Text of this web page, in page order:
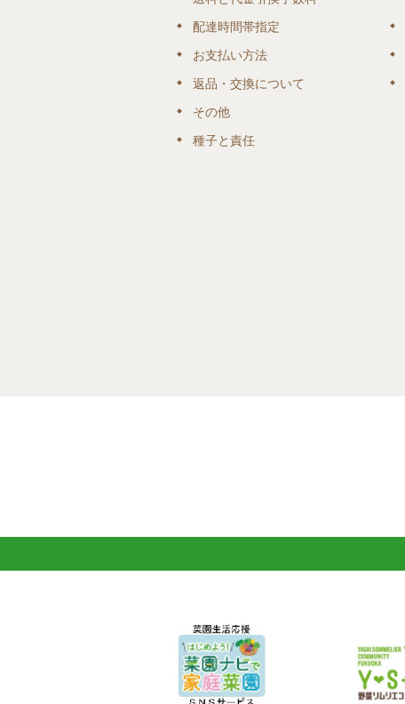
配達時間帯指定
お支払い方法
返品・交換について
その他
種子と責任